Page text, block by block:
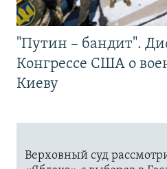
"Путин – бандит".
Конгрессе США о
Киеву